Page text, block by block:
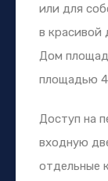
или для
в красивой
Дом
площадью
Доступ на
входную
отдельные